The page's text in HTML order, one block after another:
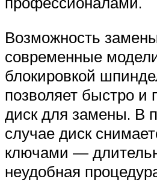
Возможность
современные
блокировкой
позволяет быстро и
диск для замены. В
случае диск
ключами —
неудобная